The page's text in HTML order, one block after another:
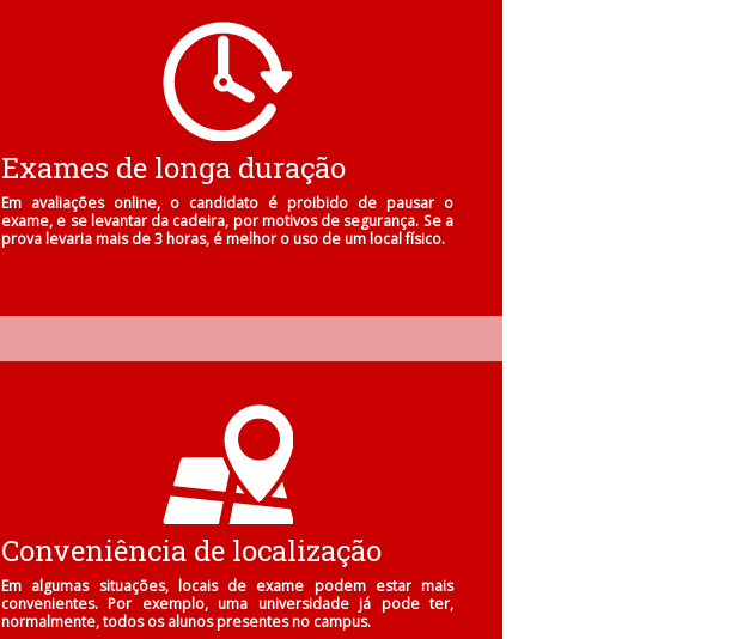
Exames de longa duração
Em avaliações online, o candidato é proibido de pausar o
exame, e se levantar da cadeira, por motivos de segurança. Se a
prova levaria mais de 3 horas, é melhor o uso de um local físico.
Conveniência de localização
Em algumas situações, locais de exame podem estar mais
convenientes. Por exemplo, uma universidade já pode ter,
normalmente, todos os alunos presentes no campus.